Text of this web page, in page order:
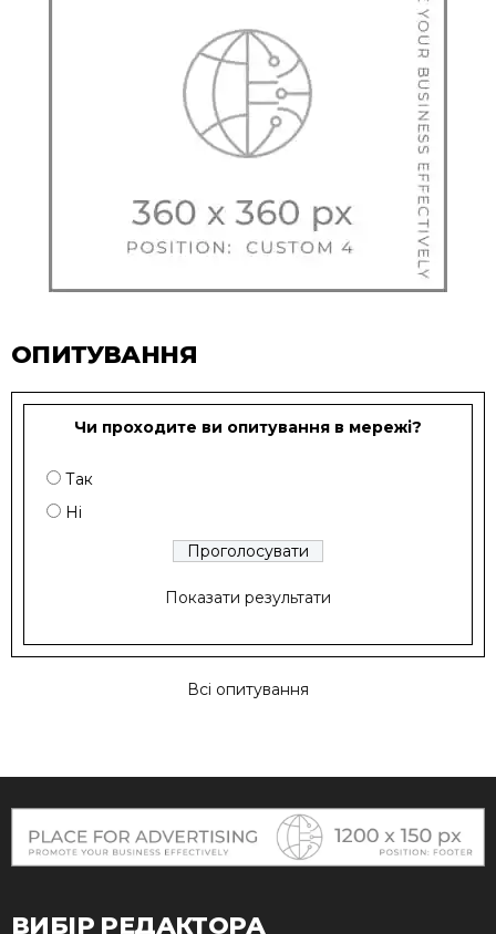
ОПИТУВАННЯ
Чи проходите ви опитування в мережі?
Так
Ні
Показати результати
Всі опитування
ВИБІР РЕДАКТОРА